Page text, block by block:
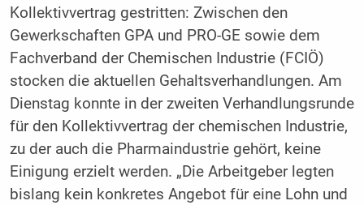
Kollektivvertrag gestritten: Zwischen den
Gewerkschaften GPA und PRO-GE sowie dem
Fachverband der Chemischen Industrie (FCIÖ)
stocken die aktuellen Gehaltsverhandlungen. Am
Dienstag konnte in der zweiten Verhandlungsrunde
für den Kollektivvertrag der chemischen Industrie,
zu der auch die Pharmaindustrie gehört, keine
Einigung erzielt werden. „Die Arbeitgeber legten
bislang kein konkretes Angebot für eine Lohn und